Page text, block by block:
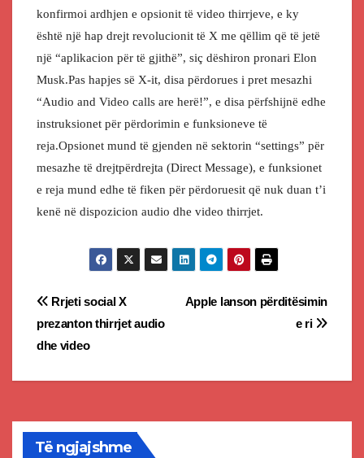
konfirmoi ardhjen e opsionit të video thirrjeve, e ky
është një hap drejt revolucionit të X me qëllim që të jetë
një “aplikacion për të gjithë”, siç dëshiron pronari Elon
Musk.Pas hapjes së X-it, disa përdorues i pret mesazhi
“Audio and Video calls are herë!”, e disa përfshijnë edhe
instruksionet për përdorimin e funksioneve të
reja.Opsionet mund të gjenden në sektorin “settings” për
mesazhe të drejtpërdrejta (Direct Message), e funksionet
e reja mund edhe të fiken për përdoruesit që nuk duan t’i
kenë në dispozicion audio dhe video thirrjet.
Post
navigation
Apple lanson përditësimin
e ri
Rrjeti social X
prezanton thirrjet audio
dhe video
Të ngjajshme